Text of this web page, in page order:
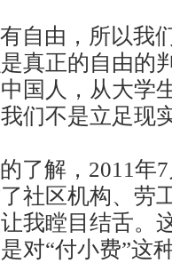
自由，所以我
真正的自由的
国人，从大学
们不是立足现
了解，2011年
社区机构、劳
我瞠目结舌。
对“付小费”这